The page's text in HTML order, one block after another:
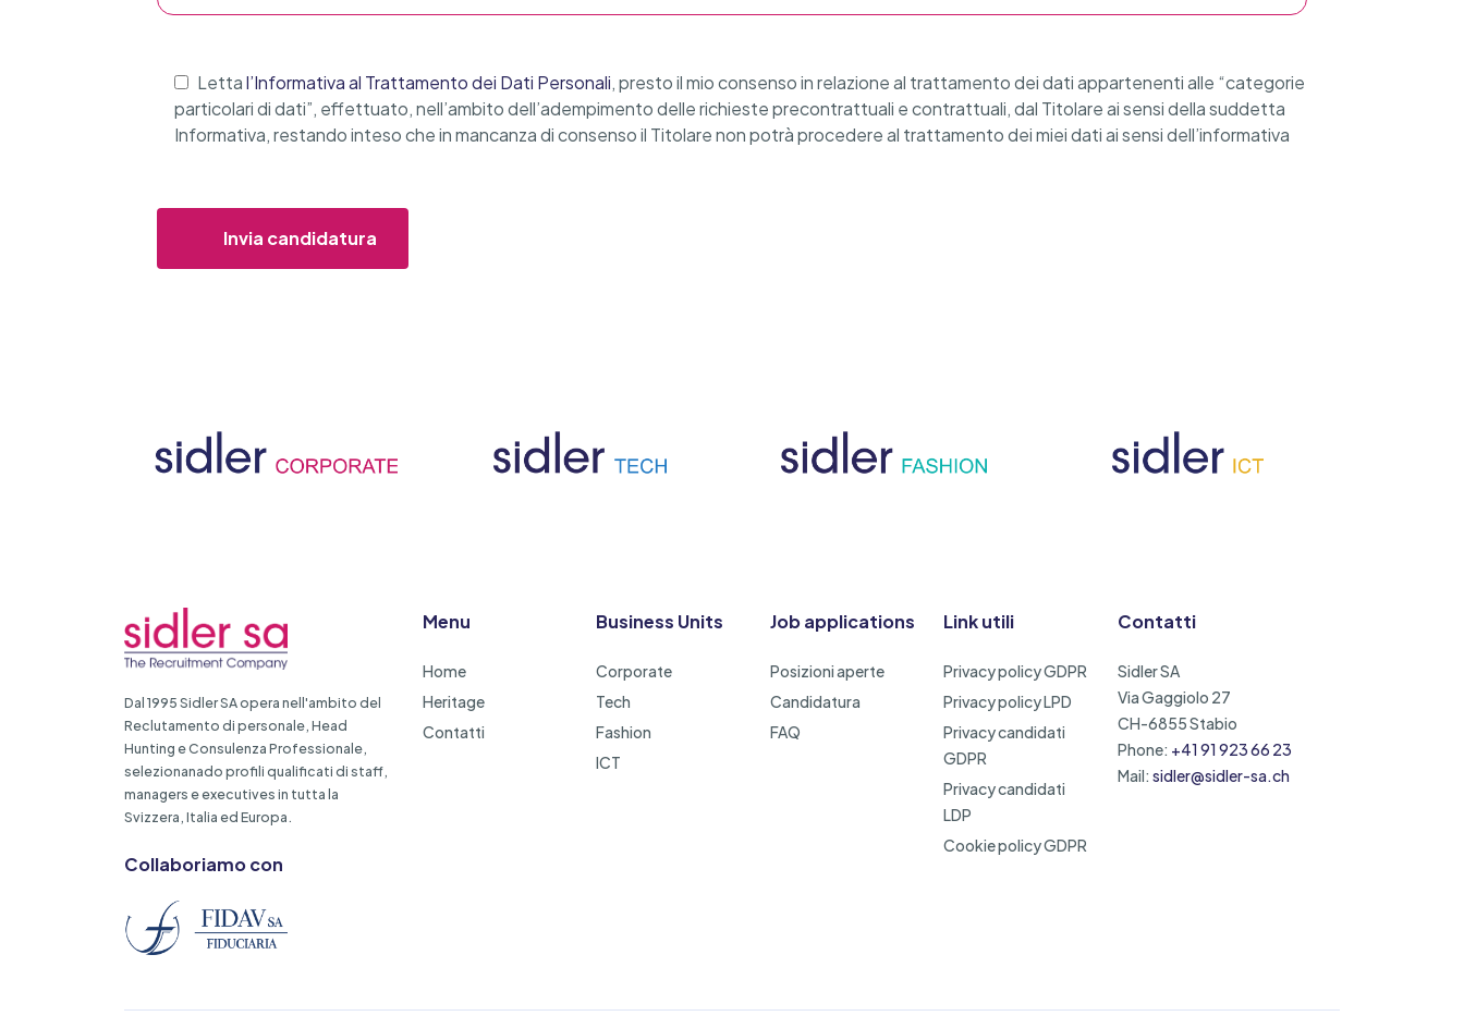
Lettal’Informativa al Trattamento dei Dati Personali, presto il mio consenso in relazione al trattamento dei dati appartenenti alle “categorie
particolari di dati”, effettuato, nell’ambito dell’adempimento delle richieste precontrattuali e contrattuali, dal Titolare ai sensi della suddetta
Informativa, restando inteso che in mancanza di consenso il Titolare non potrà procedere al trattamento dei miei dati ai sensi dell’informativa
Dal 1995 Sidler SA opera nell'ambito del
Reclutamento di personale, Head
Hunting e Consulenza Professionale,
selezionanado profili qualificati di staff,
managers e executives in tutta la
Svizzera, Italia ed Europa.
Collaboriamo con
Menu
Home
Heritage
Contatti
Business Units
Corporate
Tech
Fashion
ICT
Job applications
Posizioni aperte
Candidatura
FAQ
Link utili
Privacy policy GDPR
Privacy policy LPD
Privacy candidati
GDPR
Privacy candidati
LDP
Cookie policy GDPR
Contatti
Sidler SA
Via Gaggiolo 27
CH-6855 Stabio
Phone: +41 91 923 66 23
Mail: sidler@sidler-sa.ch